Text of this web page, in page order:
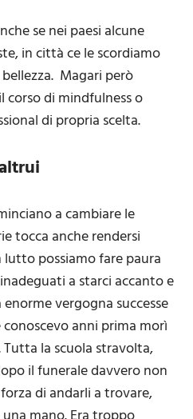
se nei paesi alcune
in città ce le scordiamo
Magari però
corso di mindfulness o
di propria scelta.
a cambiare le
tocca anche rendersi
possiamo fare paura
a starci accanto e
vergogna successe
anni prima morì
la scuola stravolta,
il funerale davvero non
di andarli a trovare,